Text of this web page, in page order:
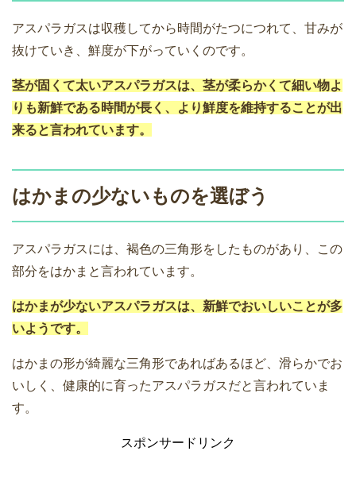
アスパラガスは収穫してから時間がたつにつれて、甘みが
抜けていき、鮮度が下がっていくのです。
茎が固くて太いアスパラガスは、茎が柔らかくて細い物よ
りも新鮮である時間が長く、より鮮度を維持することが出
来ると言われています。
はかまの少ないものを選ぼう
アスパラガスには、褐色の三角形をしたものがあり、この
部分をはかまと言われています。
はかまが少ないアスパラガスは、新鮮でおいしいことが多
いようです。
はかまの形が綺麗な三角形であればあるほど、滑らかでお
いしく、健康的に育ったアスパラガスだと言われていま
す。
スポンサードリンク